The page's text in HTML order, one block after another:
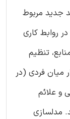
جدید مربوط
روابط کاری
تنظیم
میان فردی (در
و علائم
مدلسازی